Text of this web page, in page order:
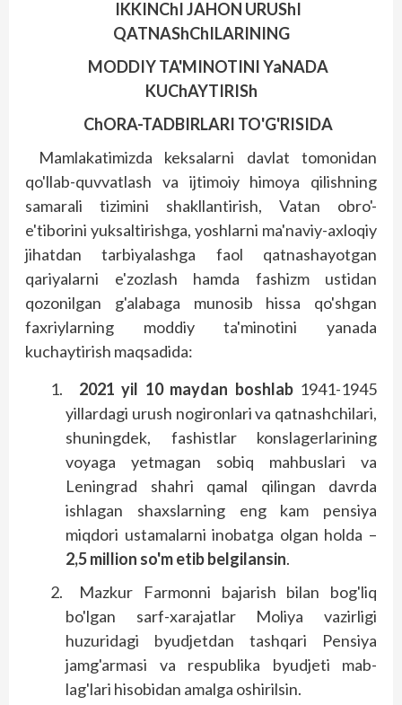
IKKINChI JAHON URUShI
QATNAShChILARINING
MODDIY TA'MINOTINI YaNADA
KUChAYTIRISh
ChORA-TADBIRLARI TO'G'RISIDA
Mamlakatimizda keksalarni davlat tomonidan
qo'llab-quvvatlash va ijtimoiy himoya qilishning
samarali tizimini shakllantirish, Vatan obro'-
e'tiborini yuksaltirishga, yoshlarni ma'naviy-axloqiy
jihatdan tarbiyalashga faol qatnashayotgan
qariyalarni e'zozlash hamda fashizm ustidan
qozonilgan g'alabaga munosib hissa qo'shgan
faxriylarning moddiy ta'minotini yanada
kuchaytirish maqsadida:
2021 yil 10 maydan boshlab1941-1945
yillardagi urush nogironlari va qatnashchilari,
shuningdek, fashistlar konslagerlarining
voyaga yetmagan sobiq mahbuslari va
Leningrad shahri qamal qilingan davrda
ishlagan shaxs­larning eng kam pensiya
miqdori ustamalarni inobatga olgan holda –
2,5 million so'm etib belgilansin.
Mazkur Farmonni bajarish bilan bog'liq
bo'lgan sarf-xarajatlar Moliya vazirligi
huzuridagi byudjetdan tashqari Pensiya
jamg'armasi va respublika byudjeti mab­
lag'lari hisobidan amalga oshirilsin.